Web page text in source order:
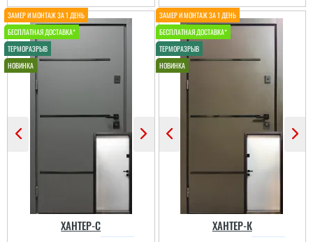
ХАНТЕР-С ХАНТЕР-К